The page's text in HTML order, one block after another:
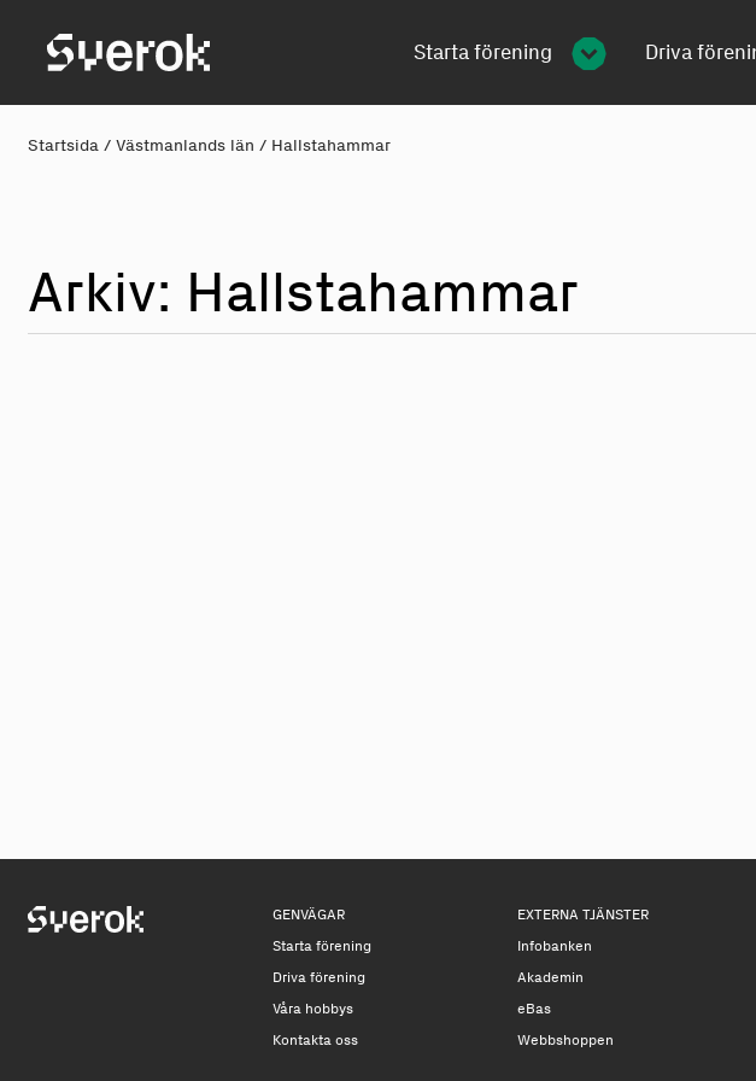
Sverok Starta förening Driva
Startsida / Västmanlands län / Hallstahammar
Arkiv: Hallstahammar
GENVÄGAR
Starta förening
Driva förening
Våra hobbys
Kontakta oss
EXTERNA TJÄNSTER
Infobanken
Akademin
eBas
Webbshoppen